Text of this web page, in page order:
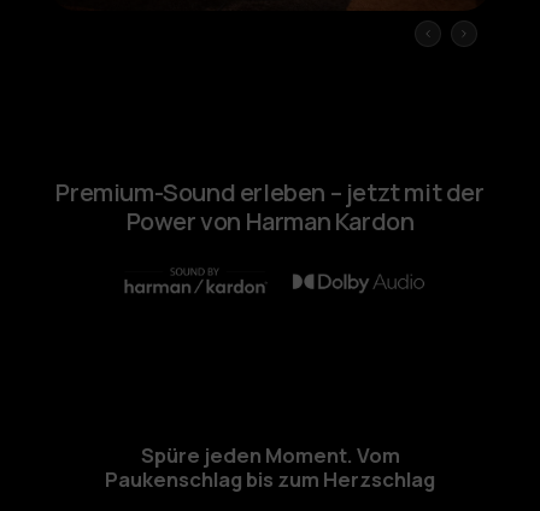
Premium-Sound erleben – jetzt mit der
Power von Harman Kardon
Spüre jeden Moment. Vom
Paukenschlag bis zum Herzschlag